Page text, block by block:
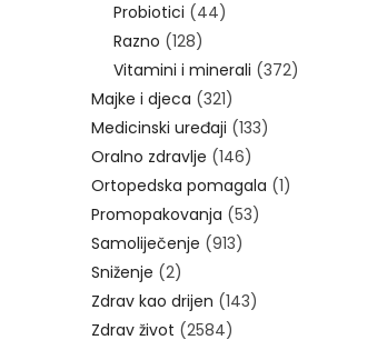
Probiotici (44)
Razno (128)
Vitamini i minerali (372)
Majke i djeca (321)
Medicinski uređaji (133)
Oralno zdravlje (146)
Ortopedska pomagala (1)
Promopakovanja (53)
Samoliječenje (913)
Sniženje (2)
Zdrav kao drijen (143)
Zdrav život (2584)